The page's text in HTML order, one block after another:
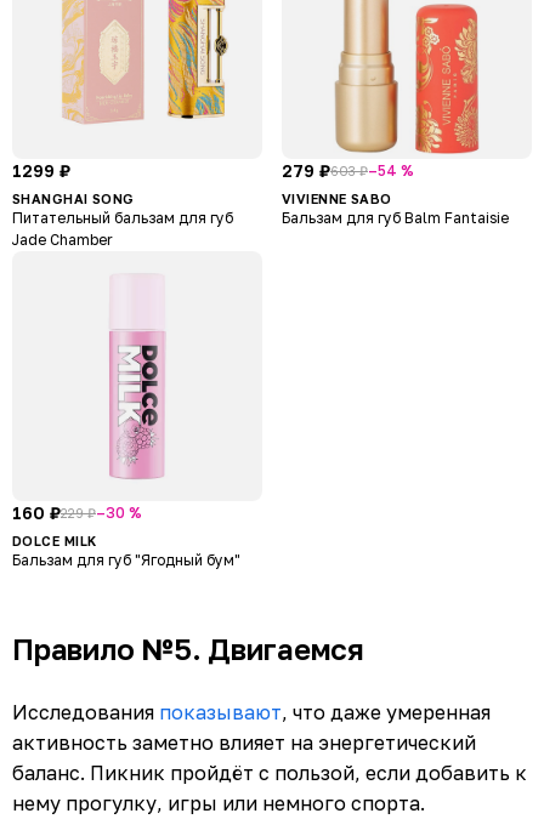
1299 ₽
SHANGHAI SONG
Питательный бальзам для губ
Jade Chamber
279 ₽603 ₽–54 %
VIVIENNE SABO
Бальзам для губ Balm Fantaisie
160 ₽229 ₽–30 %
DOLCE MILK
Бальзам для губ "Ягодный бум"
Правило №5. Двигаемся
Исследования показывают, что даже умеренная
активность заметно влияет на энергетический
баланс. Пикник пройдёт с пользой, если добавить к
нему прогулку, игры или немного спорта.